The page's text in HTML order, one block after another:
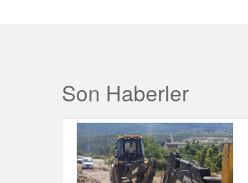
Son Haberler